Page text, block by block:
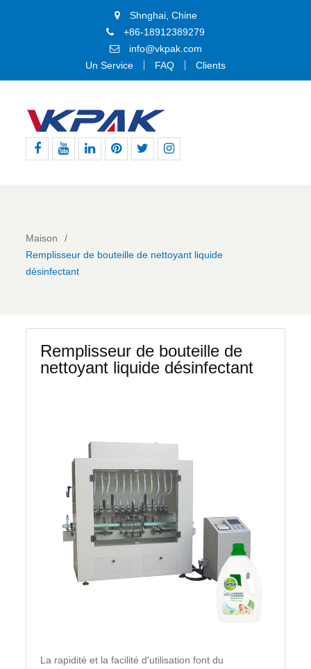
Shnghai, Chine
+86-18912389279
info@vkpak.com
Un Service
FAQ Clients
Maison
Remplisseur de bouteille de nettoyant liquide
désinfectant
Remplisseur de bouteille de
nettoyant liquide désinfectant
La rapidité et la facilité d'utilisation font du